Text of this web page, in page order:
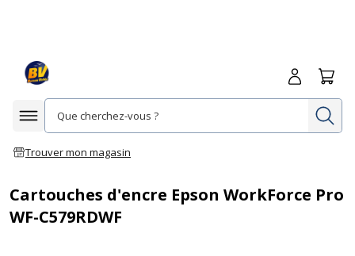
Afficher la navigation
Trouver mon magasin
Me
Cartouches d'encre Epson WorkForce Pro
WF-C579RDWF